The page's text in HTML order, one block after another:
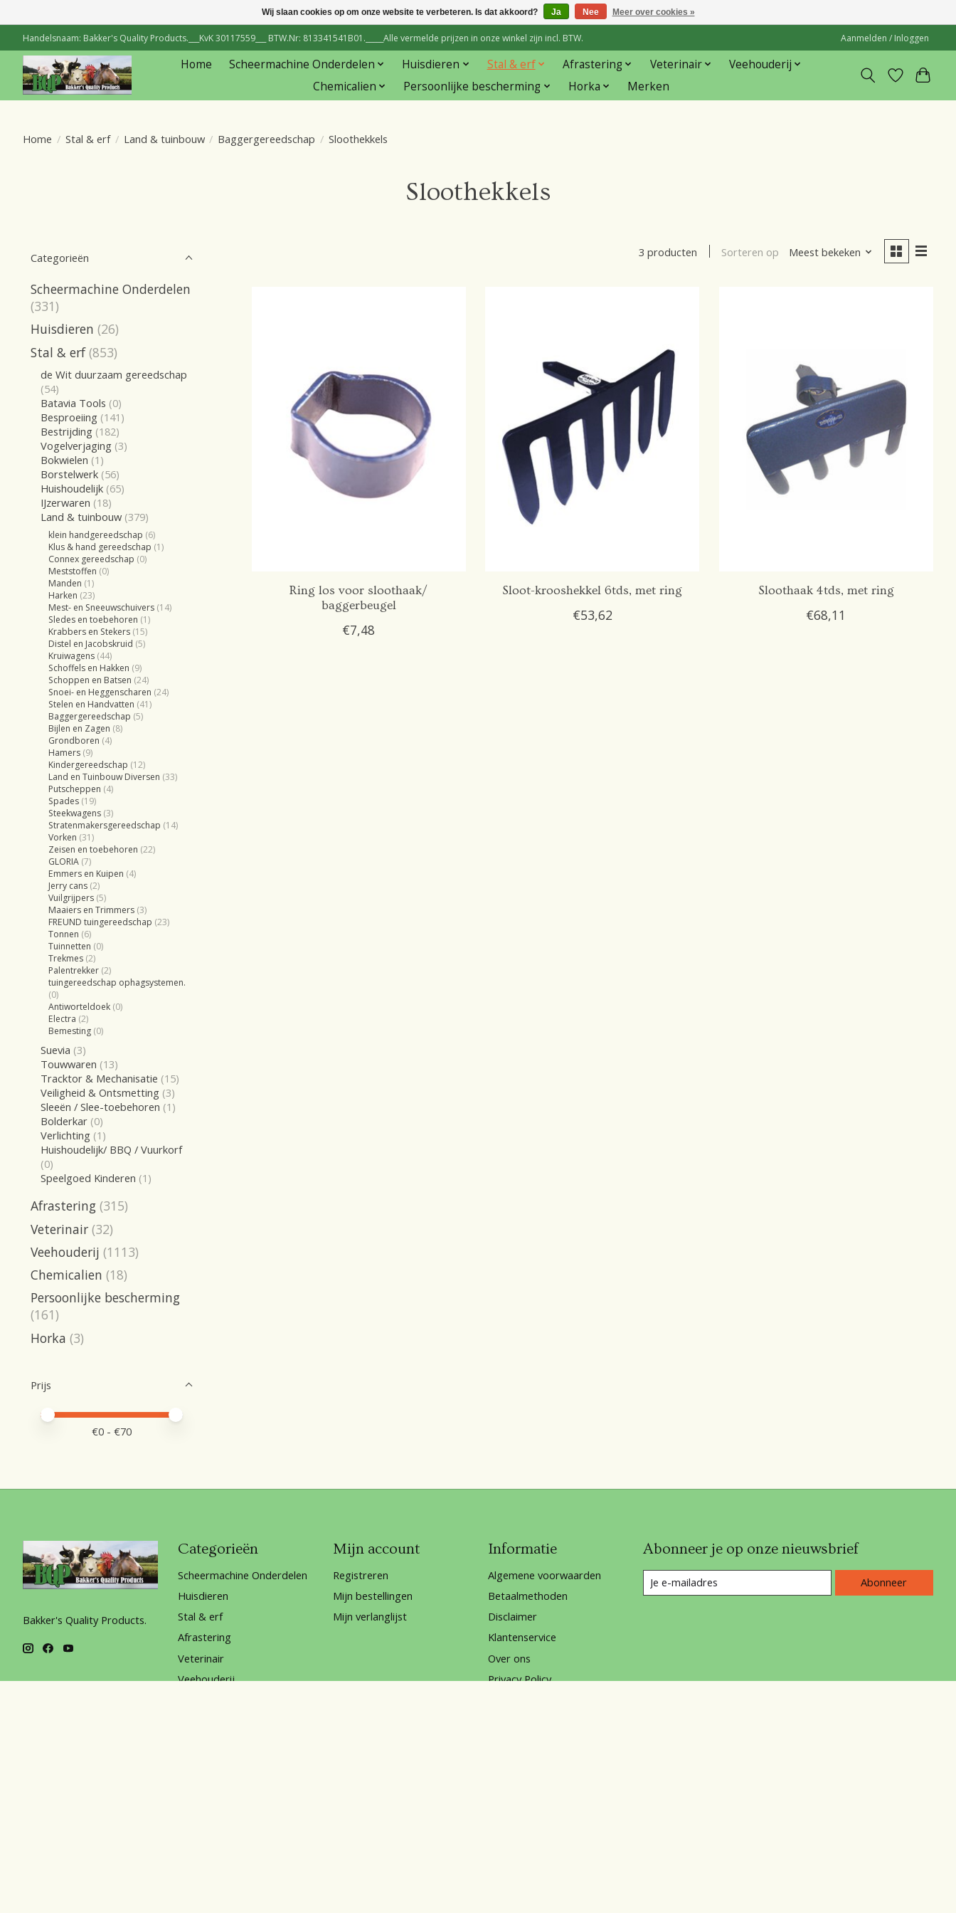
Handelsnaam: Bakker's Quality Products.___KvK 30117559___ BTW.Nr: 813341541B01._____Alle vermelde prijzen in onze winkel zijn incl. BTW. Aanmelden / Inloggen
Home Scheermachine Onderdelen Huisdieren Stal & erf Afrastering Veterinair
Veehouderij
Chemicalien
Persoonlijke bescherming Horka Merken
Home / Stal & erf / Land & tuinbouw / Baggergereedschap / Sloothekkels
Sloothekkels
Categorieën
Scheermachine Onderdelen
(331)
Huisdieren (26)
Stal & erf (853)
de Wit duurzaam gereedschap
(54)
Batavia Tools (0)
Besproeiing (141)
Bestrijding (182)
Vogelverjaging (3)
Bokwielen (1)
Borstelwerk (56)
Huishoudelijk (65)
IJzerwaren (18)
Land & tuinbouw (379)
klein handgereedschap (6)
Klus & hand gereedschap (1)
Connex gereedschap (0)
Meststoffen (0)
Manden (1)
Harken (23)
Mest- en Sneeuwschuivers (14)
Sledes en toebehoren (1)
Krabbers en Stekers (15)
Distel en Jacobskruid (5)
Kruiwagens (44)
Schoffels en Hakken (9)
Schoppen en Batsen (24)
Snoei- en Heggenscharen (24)
Stelen en Handvatten (41)
Baggergereedschap (5)
Bijlen en Zagen (8)
Grondboren (4)
Hamers (9)
Kindergereedschap (12)
Land en Tuinbouw Diversen (33)
Putscheppen (4)
Spades (19)
Steekwagens (3)
Stratenmakersgereedschap (14)
Vorken (31)
Zeisen en toebehoren (22)
GLORIA (7)
Emmers en Kuipen (4)
Jerry cans (2)
Vuilgrijpers (5)
Maaiers en Trimmers (3)
FREUND tuingereedschap (23)
Tonnen (6)
Tuinnetten (0)
Trekmes (2)
Palentrekker (2)
tuingereedschap ophagsystemen.
(0)
Antiworteldoek (0)
Electra (2)
Bemesting (0)
Suevia (3)
Touwwaren (13)
Tracktor & Mechanisatie (15)
Veiligheid & Ontsmetting (3)
Sleeën / Slee-toebehoren (1)
Bolderkar (0)
Verlichting (1)
Huishoudelijk/ BBQ / Vuurkorf
(0)
Speelgoed Kinderen (1)
Afrastering (315)
Veterinair (32)
Veehouderij (1113)
Chemicalien (18)
Persoonlijke bescherming
(161)
Horka (3)
Prijs
Minimale prijswaarde
Price maximum value
€0 - €70
3 producten Sorteren op Meest bekeken
Ring los voor sloothaak/
baggerbeugel
€7,48
Sloot-krooshekkel 6tds, met ring
€53,62
Sloothaak 4tds, met ring
€68,11
Bakker's Quality Products.
Categorieën
Scheermachine Onderdelen
Huisdieren
Stal & erf
Afrastering
Veterinair
Veehouderij
Mijn account
Registreren
Mijn bestellingen
Mijn verlanglijst
Informatie
Algemene voorwaarden
Betaalmethoden
Disclaimer
Klantenservice
Over ons
Privacy Policy
Abonneer je op onze nieuwsbrief
Abonneer
Wij slaan cookies op om onze website te verbeteren. Is dat akkoord? Ja Nee Meer over cookies »